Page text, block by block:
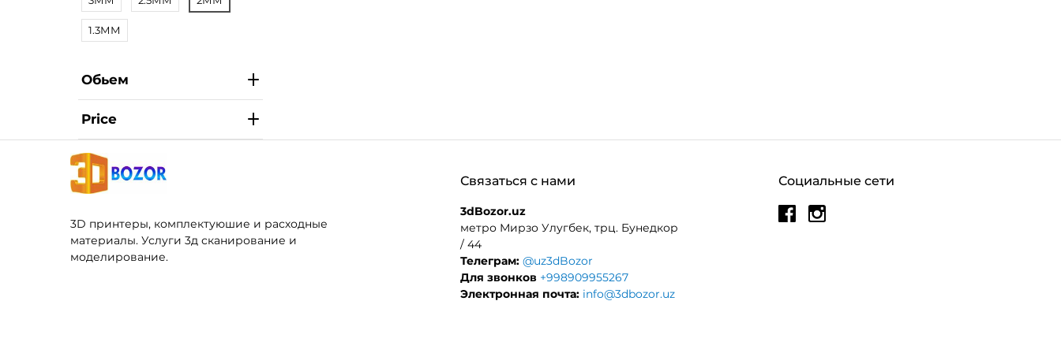
1.3ММ
Обьем
Price
3D принтеры, комплектуюшие и расходные
материалы. Услуги 3д сканирование и
моделирование.
Социальные сети
Связаться с нами
3dBozor.uz
метро Мирзо Улугбек, трц. Бунедкор
/ 44
Телеграм: @uz3dBozor
Для звонков +998909955267
Электронная почта: info@3dbozor.uz